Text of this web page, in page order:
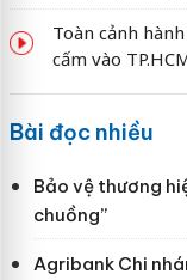
Toàn cảnh
cấm vào
Bài đọc nhiều
Bảo vệ thương
chuồng”
Agribank Chi